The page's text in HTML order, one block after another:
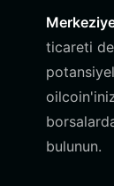
ticareti
bulunun.